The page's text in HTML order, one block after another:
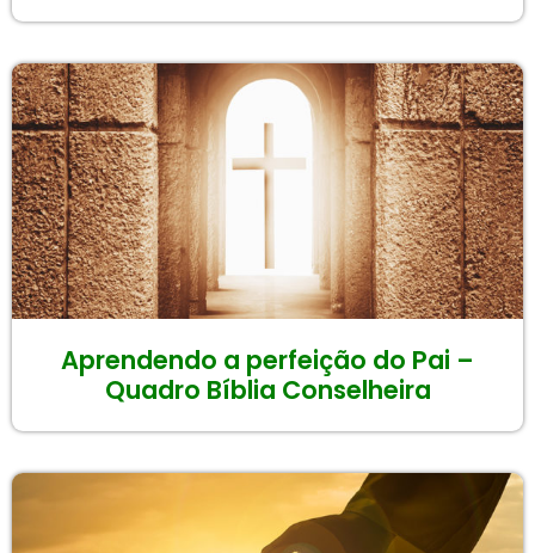
Aprendendo a perfeição do Pai –
Quadro Bíblia Conselheira